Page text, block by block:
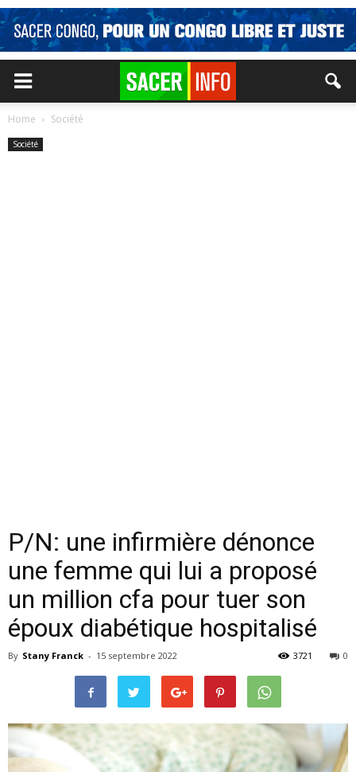
Home Société
Société
P/N: une infirmière dénonce
une femme qui lui a proposé
un million cfa pour tuer son
époux diabétique hospitalisé
By Stany Franck - 15 septembre 2022 0
3721